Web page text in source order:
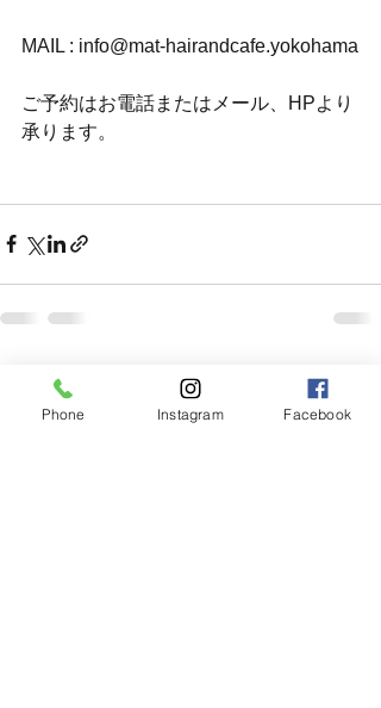
MAIL : info@mat-hairandcafe.yokohama
ご予約はお電話またはメール、HPより
承ります。
最新記事 すべて表示
Phone Instagram Facebook